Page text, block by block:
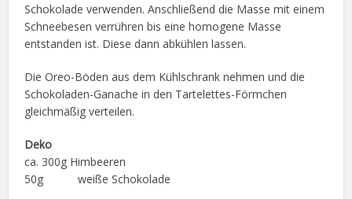
Schokolade verwenden. Anschließend die Masse mit einem
Schneebesen verrühren bis eine homogene Masse
entstanden ist. Diese dann abkühlen lassen.
Die Oreo-Böden aus dem Kühlschrank nehmen und die
Schokoladen-Ganache in den Tartelettes-Förmchen
gleichmäßig verteilen.
Deko
ca. 300g Himbeeren
50g weiße Schokolade